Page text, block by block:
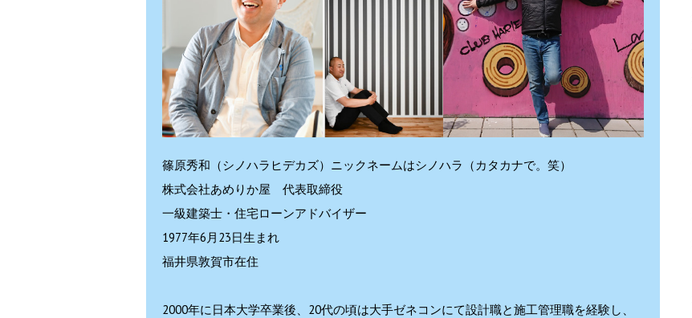
篠原秀和（シノハラヒデカズ）ニックネームはシノハラ（カタカナで。笑）
株式会社あめりか屋 代表取締役
一級建築士・住宅ローンアドバイザー
1977年6月23日生まれ
福井県敦賀市在住
2000年に日本大学卒業後、20代の頃は大手ゼネコンにて設計職と施工管理職を経験し、